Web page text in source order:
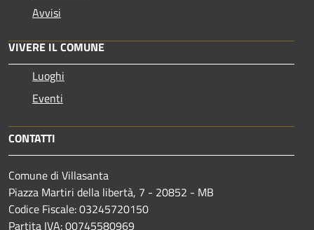
Avvisi
VIVERE IL COMUNE
Luoghi
Eventi
CONTATTI
Comune di Villasanta
Piazza Martiri della libertà, 7 - 20852 - MB
Codice Fiscale: 03245720150
Partita IVA: 00745580969